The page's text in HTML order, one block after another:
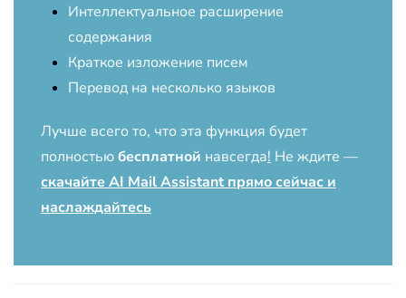
Интеллектуальное расширение
содержания
Краткое изложение писем
Перевод на несколько языков
Лучше всего то, что эта функция будет
полностьюбесплатной навсегда! Не ждите —
скачайте AI Mail Assistant прямо сейчас и
наслаждайтесь